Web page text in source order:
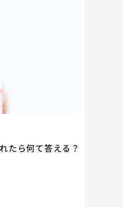
たら何て答える？